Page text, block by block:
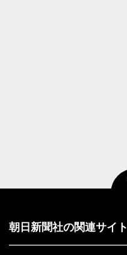
朝日新聞社の関連サイト